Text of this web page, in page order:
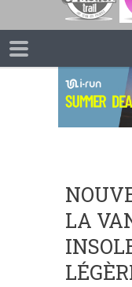
LA